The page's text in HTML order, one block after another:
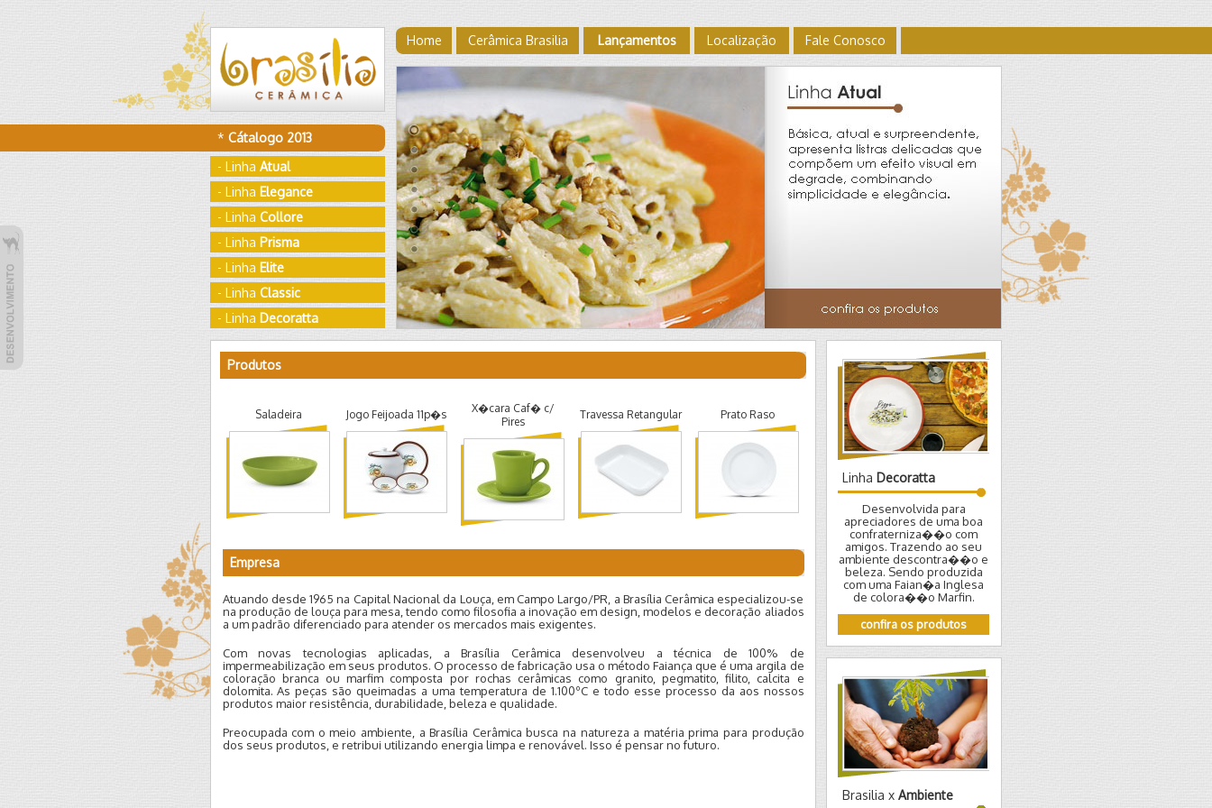
* Cátalogo 2013
- Linha Atual
- Linha Elegance
- Linha Collore
- Linha Prisma
- Linha Elite
- Linha Classic
- Linha Decoratta
Home Cerâmica Brasilia Lançamentos Localização Fale Conosco
Produtos
Saladeira Jogo Feijoada 11p�s
X�cara Caf� c/
Pires
Travessa Retangular Prato Raso
Empresa
Atuando desde 1965 na Capital Nacional da Louça, em Campo Largo/PR, a Brasília Cerâmica especializou-se
na produção de louça para mesa, tendo como filosofia a inovação em design, modelos e decoração aliados
a um padrão diferenciado para atender os mercados mais exigentes.
Com novas tecnologias aplicadas, a Brasília Cerâmica desenvolveu a técnica de 100% de
impermeabilização em seus produtos. O processo de fabricação usa o método Faiança que é uma argila de
coloração branca ou marfim composta por rochas cerâmicas como granito, pegmatito, filito, calcita e
dolomita. As peças são queimadas a uma temperatura de 1.100ºC e todo esse processo da aos nossos
produtos maior resistência, durabilidade, beleza e qualidade.
Preocupada com o meio ambiente, a Brasília Cerâmica busca na natureza a matéria prima para produção
dos seus produtos, e retribui utilizando energia limpa e renovável. Isso é pensar no futuro.
Linha Decoratta
Desenvolvida para
apreciadores de uma boa
confraterniza��o com
amigos. Trazendo ao seu
ambiente descontra��o e
beleza. Sendo produzida
com uma Faian�a Inglesa
de colora��o Marfin.
confira os produtos
Brasilia x Ambiente